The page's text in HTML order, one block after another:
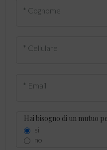
* Cognome
* Cellulare
* Email
Hai bisogno di un mutuo
si
no